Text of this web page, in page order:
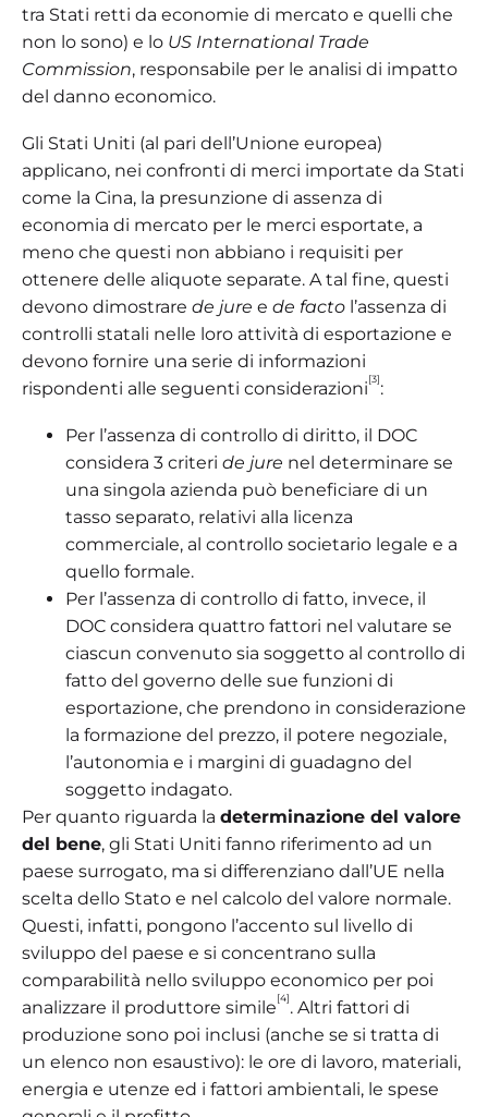
tra Stati retti da economie di mercato e quelli che
non lo sono) e lo US International Trade
Commission, responsabile per le analisi di impatto
del danno economico.
Gli Stati Uniti (al pari dell’Unione europea)
applicano, nei confronti di merci importate da Stati
come la Cina, la presunzione di assenza di
economia di mercato per le merci esportate, a
meno che questi non abbiano i requisiti per
ottenere delle aliquote separate. A tal fine, questi
devono dimostrare de jure e de facto l’assenza di
controlli statali nelle loro attività di esportazione e
devono fornire una serie di informazioni
rispondenti alle seguenti considerazioni [3]:
Per l’assenza di controllo di diritto, il DOC
considera 3 criteri de jure nel determinare se
una singola azienda può beneficiare di un
tasso separato, relativi alla licenza
commerciale, al controllo societario legale e a
quello formale.
Per l’assenza di controllo di fatto, invece, il
DOC considera quattro fattori nel valutare se
ciascun convenuto sia soggetto al controllo di
fatto del governo delle sue funzioni di
esportazione, che prendono in considerazione
la formazione del prezzo, il potere negoziale,
l’autonomia e i margini di guadagno del
soggetto indagato.
Per quanto riguarda la determinazione del valore
del bene, gli Stati Uniti fanno riferimento ad un
paese surrogato, ma si differenziano dall’UE nella
scelta dello Stato e nel calcolo del valore normale.
Questi, infatti, pongono l’accento sul livello di
sviluppo del paese e si concentrano sulla
comparabilità nello sviluppo economico per poi
analizzare il produttore simile [4]. Altri fattori di
produzione sono poi inclusi (anche se si tratta di
un elenco non esaustivo): le ore di lavoro, materiali,
energia e utenze ed i fattori ambientali, le spese